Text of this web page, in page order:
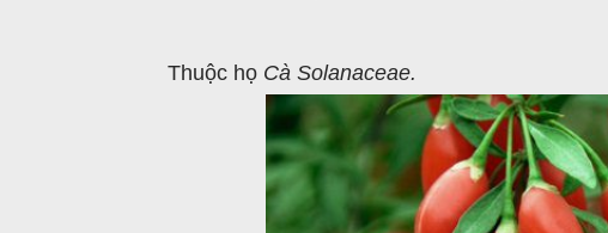
Thuộc họ Cà Solanaceae.